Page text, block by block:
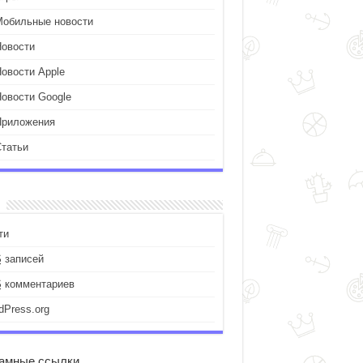
новости
Apple
Google
записей
комментариев